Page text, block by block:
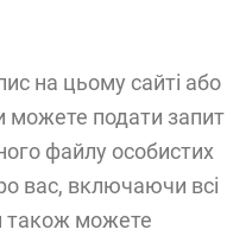
на цьому сайті або
можете подати запит
файлу особистих
вас, включаючи всі
також можете